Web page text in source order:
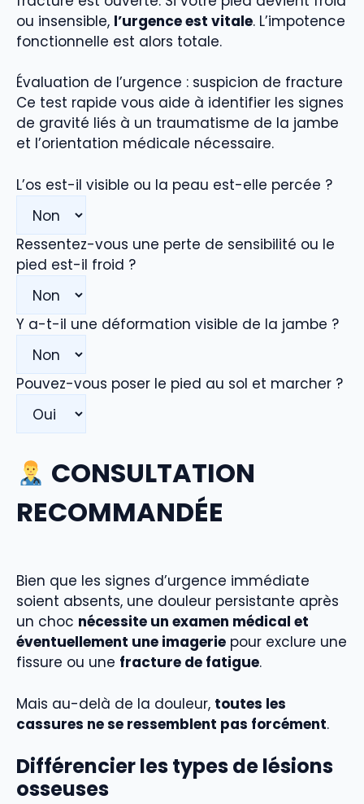
ou insensible, l’urgence est vitale. L’impotence
fonctionnelle est alors totale.
Évaluation de l’urgence : suspicion de fracture
Ce test rapide vous aide à identifier les signes
de gravité liés à un traumatisme de la jambe
et l’orientation médicale nécessaire.
L’os est-il visible ou la peau est-elle percée ?
Ressentez-vous une perte de sensibilité ou le
pied est-il froid ?
Y a-t-il une déformation visible de la jambe ?
Pouvez-vous poser le pied au sol et marcher ?
CONSULTATION
RECOMMANDÉE
Bien que les signes d’urgence immédiate
soient absents, une douleur persistante après
un choc nécessite un examen médical et
éventuellement une imagerie pour exclure une
fissure ou une fracture de fatigue.
Mais au-delà de la douleur, toutes les
cassures ne se ressemblent pas forcément.
Différencier les types de lésions
osseuses